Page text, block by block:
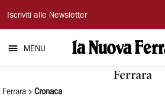
La
Nuova
Ferrara
Iscriviti alle Newsletter
MENU
Ferrara
Ferrara Cronaca